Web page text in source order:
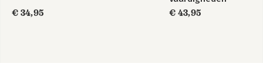
€ 34,95
€ 43,95